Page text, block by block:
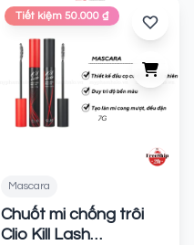
Tiết kiệm 50.000 ₫
Mascara
Chuốt mi chống trôi
Clio Kill Lash